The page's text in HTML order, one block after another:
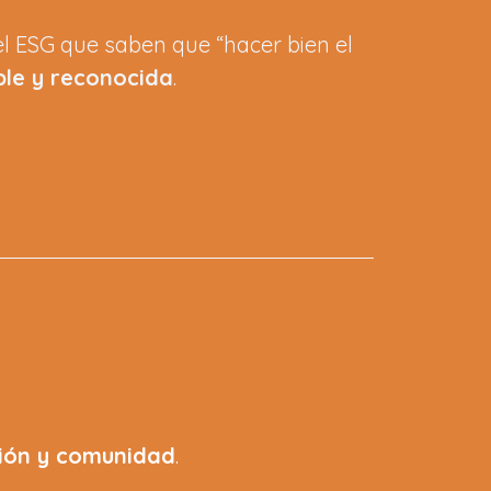
que saben que “hacer bien el
y reconocida.
y comunidad.